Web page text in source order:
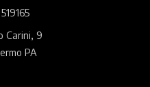
Carini, 9
PA